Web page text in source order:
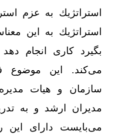
استراتژیك به عزم
استراتژیك به این
بگیرد كاری انجام
می‌كند. این موضوع
سازمان و هیات
مدیران ارشد و به
می‌بایست دارای این